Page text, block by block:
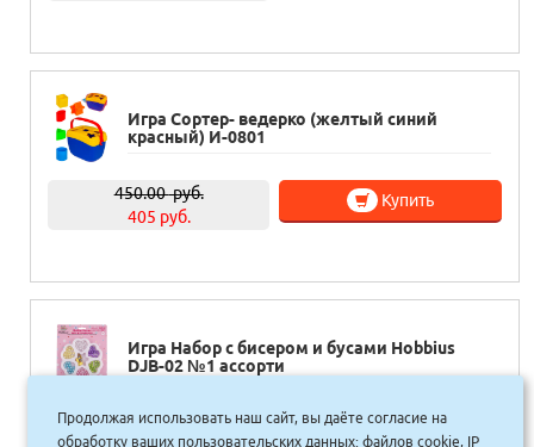
Игра Сортер- ведерко (желтый синий
красный) И-0801
450.00руб.
405 руб.
Купить
Игра Набор с бисером и бусами Hobbius
DJB-02 №1 ассорти
310.00руб.
Купить
Продолжая использовать наш сайт, вы даёте согласие на
обработку ваших пользовательских данных: файлов cookie, IP